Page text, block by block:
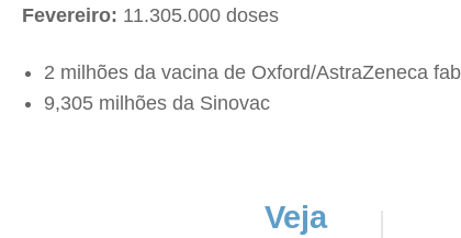
Fevereiro: 11.305.000 doses
2 milhões da vacina de Oxford/AstraZeneca
9,305 milhões da Sinovac
Veja